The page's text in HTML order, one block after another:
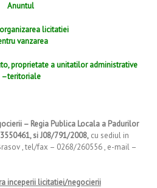
Anuntul
licitatiei
vanzarea
proprietate a unitatilor administrative
–teritoriale
– Regia Publica Locala a Padurilor
si J08/791/2008, cu sediul in
, tel/fax – 0268/260556 , e-mail –
inceperii licitatiei/negocierii